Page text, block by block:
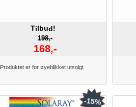
Tilbud!
198,-
168,-
Produktet er for øyeblikket utsolgt
-15%